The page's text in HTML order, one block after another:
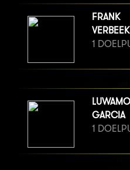
FRANK
VERBEEK
1
LUWAMO
GARCIA
1